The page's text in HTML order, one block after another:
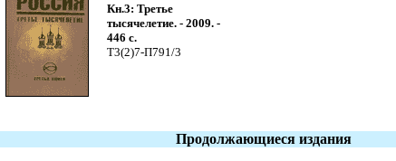
Кн.3: Третье
тысячелетие. - 2009. -
446 с.
Т3(2)7-П791/3
Продолжающиеся издания